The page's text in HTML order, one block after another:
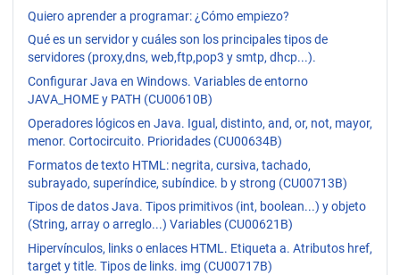
Quiero aprender a programar: ¿Cómo empiezo?
Qué es un servidor y cuáles son los principales tipos de
servidores (proxy,dns, web,ftp,pop3 y smtp, dhcp...).
Configurar Java en Windows. Variables de entorno
JAVA_HOME y PATH (CU00610B)
Operadores lógicos en Java. Igual, distinto, and, or, not, mayor,
menor. Cortocircuito. Prioridades (CU00634B)
Formatos de texto HTML: negrita, cursiva, tachado,
subrayado, superíndice, subíndice. b y strong (CU00713B)
Tipos de datos Java. Tipos primitivos (int, boolean...) y objeto
(String, array o arreglo...) Variables (CU00621B)
Hipervínculos, links o enlaces HTML. Etiqueta a. Atributos href,
target y title. Tipos de links. img (CU00717B)